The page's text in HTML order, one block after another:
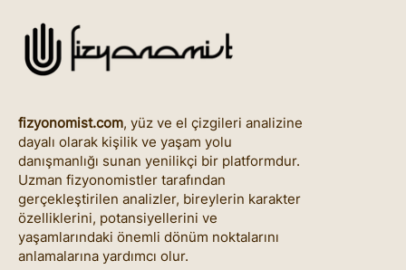
fizyonomist.com, yüz ve el çizgileri analizine
dayalı olarak kişilik ve yaşam yolu
danışmanlığı sunan yenilikçi bir platformdur.
Uzman fizyonomistler tarafından
gerçekleştirilen analizler, bireylerin karakter
özelliklerini, potansiyellerini ve
yaşamlarındaki önemli dönüm noktalarını
anlamalarına yardımcı olur.